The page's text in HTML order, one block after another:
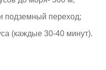
подземный переход;
(каждые 30-40 минут).